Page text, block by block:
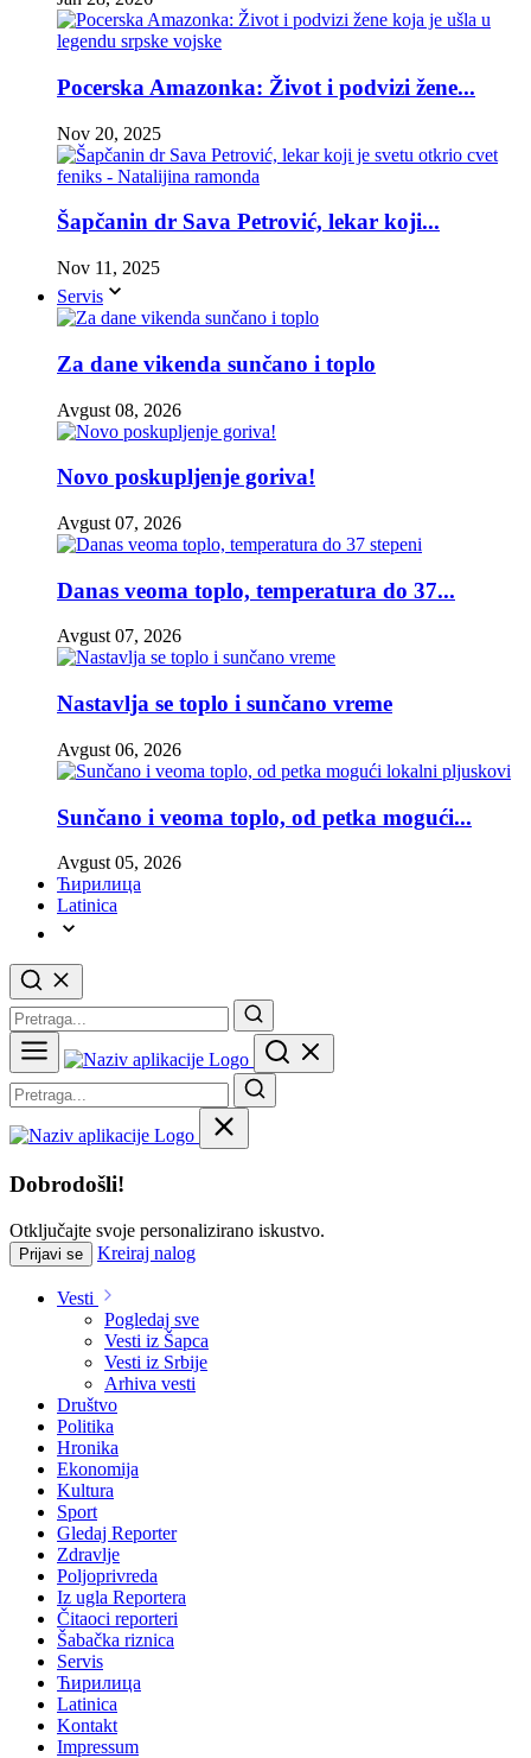
Pocerska Amazonka: Život i podvizi žene...
Nov 20, 2025
Šapčanin dr Sava Petrović, lekar koji...
Nov 11, 2025
Servis
Za dane vikenda sunčano i toplo
Avgust 08, 2026
Novo poskupljenje goriva!
Avgust 07, 2026
Danas veoma toplo, temperatura do 37...
Avgust 07, 2026
Nastavlja se toplo i sunčano vreme
Avgust 06, 2026
Sunčano i veoma toplo, od petka mogući...
Avgust 05, 2026
Ћирилица
Latinica
Dobrodošli!
Otključajte svoje personalizirano iskustvo.
Prijavi se Kreiraj nalog
Vesti
Pogledaj sve
Vesti iz Šapca
Vesti iz Srbije
Arhiva vesti
Društvo
Politika
Hronika
Ekonomija
Kultura
Sport
Gledaj Reporter
Zdravlje
Poljoprivreda
Iz ugla Reportera
Čitaoci reporteri
Šabačka riznica
Servis
Ћирилица
Latinica
Kontakt
Impressum